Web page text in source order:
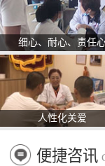
细心、耐心、责任
人性化关爱
便捷咨讯